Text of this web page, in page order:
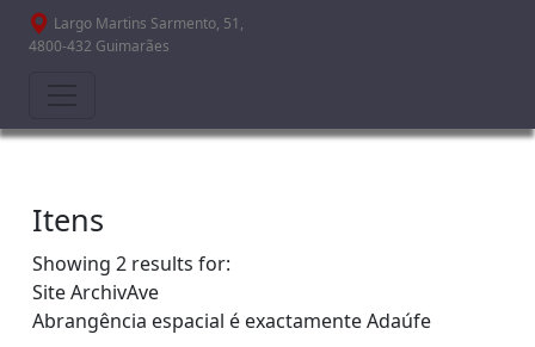
Passar para o conteúdo principal
Largo Martins Sarmento, 51,
4800-432 Guimarães
Itens
Showing 2 results for:
SiteArchivAve
Abrangência espacial é exactamenteAdaúfe